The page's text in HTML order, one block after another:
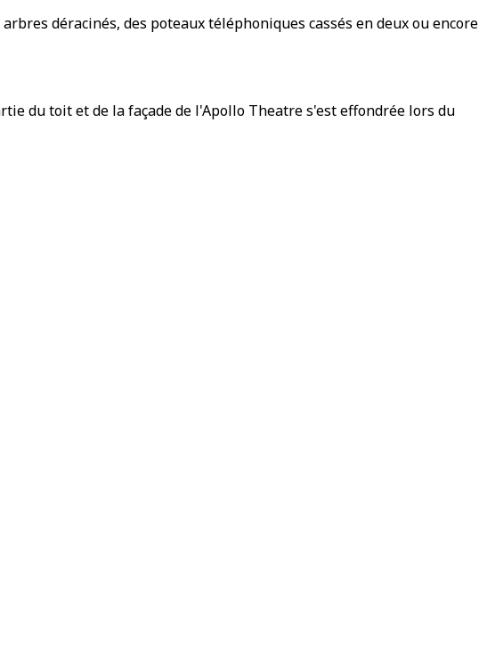
déracinés, des poteaux téléphoniques cassés en deux ou encore
du toit et de la façade de l'Apollo Theatre s'est effondrée lors du